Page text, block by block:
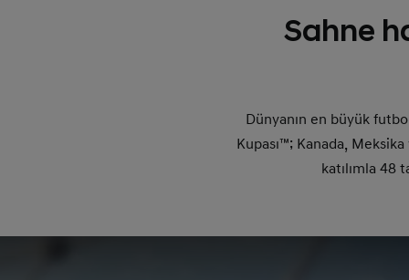
Sahne
Dünyanın en büyük
Kupası™; Kanada,
katılımla 48